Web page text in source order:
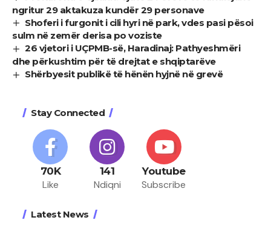
ngritur 29 aktakuza kundër 29 personave
Shoferi i furgonit i cili hyri në park, vdes pasi pësoi
sulm në zemër derisa po voziste
26 vjetori i UÇPMB-së, Haradinaj: Pathyeshmëri
dhe përkushtim për të drejtat e shqiptarëve
Shërbyesit publikë të hënën hyjnë në grevë
Stay Connected
70K
Like
141
Ndiqni
Youtube
Subscribe
Latest News